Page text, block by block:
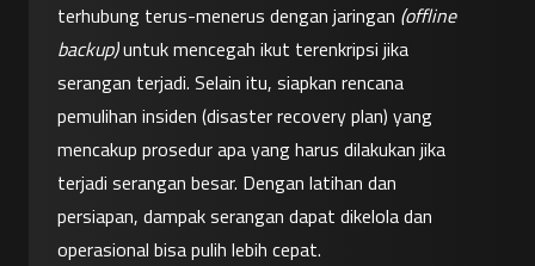
terhubung terus-menerus dengan jaringan (offline
backup) untuk mencegah ikut terenkripsi jika
serangan terjadi. Selain itu, siapkan rencana
pemulihan insiden (disaster recovery plan) yang
mencakup prosedur apa yang harus dilakukan jika
terjadi serangan besar. Dengan latihan dan
persiapan, dampak serangan dapat dikelola dan
operasional bisa pulih lebih cepat.